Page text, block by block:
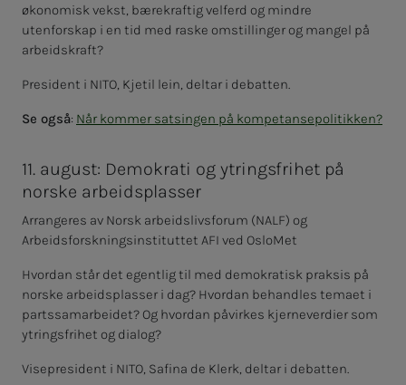
økonomisk vekst, bærekraftig velferd og mindre
utenforskap i en tid med raske omstillinger og mangel på
arbeidskraft?
President i NITO, Kjetil lein, deltar i debatten.
Se også: Når kommer satsingen på kompetansepolitikken?
11. august: Demokrati og ytringsfrihet på
norske arbeidsplasser
Arrangeres av Norsk arbeidslivsforum (NALF) og
Arbeidsforskningsinstituttet AFI ved OsloMet
Hvordan står det egentlig til med demokratisk praksis på
norske arbeidsplasser i dag? Hvordan behandles temaet i
partssamarbeidet? Og hvordan påvirkes kjerneverdier som
ytringsfrihet og dialog?
Visepresident i NITO, Safina de Klerk, deltar i debatten.